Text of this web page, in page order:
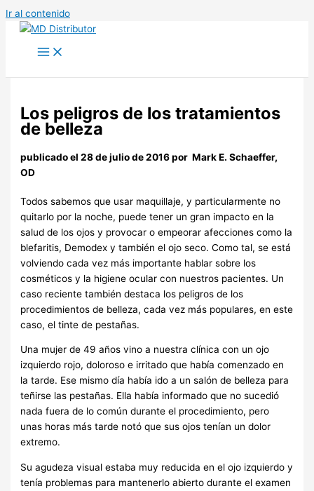
Ir al contenido
Los peligros de los tratamientos
de belleza
publicado el 28 de julio de 2016 porMark E. Schaeffer,
OD
Todos sabemos que usar maquillaje, y particularmente no
quitarlo por la noche, puede tener un gran impacto en la
salud de los ojos y provocar o empeorar afecciones como la
blefaritis, Demodex y también el ojo seco. Como tal, se está
volviendo cada vez más importante hablar sobre los
cosméticos y la higiene ocular con nuestros pacientes. Un
caso reciente también destaca los peligros de los
procedimientos de belleza, cada vez más populares, en este
caso, el tinte de pestañas.
Una mujer de 49 años vino a nuestra clínica con un ojo
izquierdo rojo, doloroso e irritado que había comenzado en
la tarde. Ese mismo día había ido a un salón de belleza para
teñirse las pestañas. Ella había informado que no sucedió
nada fuera de lo común durante el procedimiento, pero
unas horas más tarde notó que sus ojos tenían un dolor
extremo.
Su agudeza visual estaba muy reducida en el ojo izquierdo y
tenía problemas para mantenerlo abierto durante el examen